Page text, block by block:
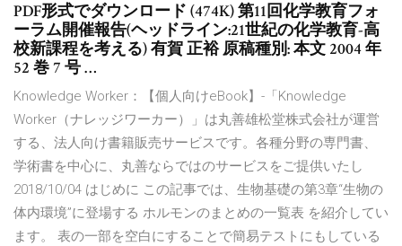
PDF形式でダウンロード (474K) 第11回化学教育フォ
ーラム開催報告(ヘッドライン:21世紀の化学教育-高
校新課程を考える) 有賀 正裕 原稿種別: 本文 2004 年
52 巻 7 号 …
Knowledge Worker：【個人向けeBook】-「Knowledge
Worker（ナレッジワーカー）」は丸善雄松堂株式会社が運営
する、法人向け書籍販売サービスです。各種分野の専門書、
学術書を中心に、丸善ならではのサービスをご提供いたし
2018/10/04 はじめに この記事では、生物基礎の第3章“生物の
体内環境”に登場する ホルモンのまとめの一覧表 を紹介してい
ます。 表の一部を空白にすることで簡易テストにもしている